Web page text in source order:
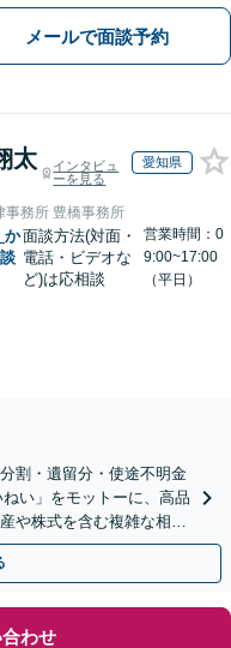
メールで面談予約
太
インタビュ
ーを見る
愛知県
事務所 豊橋事務所
か面談方法(対面・
電話・ビデオな
ど)は応相談
営業時間：0
9:00~17:00
（平日）
割・遺留分・使途不明金
い」をモットーに、高品
や株式を含む複雑な相続
わせ